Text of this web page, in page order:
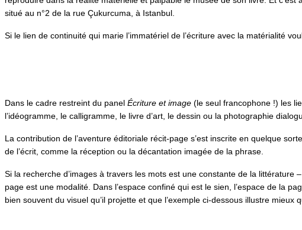
situé au n°2 de la rue Çukurcuma, à Istanbul.
Si le lien de continuité qui marie l’immatériel de l’écriture avec la matérialité
Dans le cadre restreint du panel Écriture et image (le seul francophone !) les
l’idéogramme, le calligramme, le livre d’art, le dessin ou la photographie
La contribution de l’aventure éditoriale récit-page s’est inscrite en quelque
de l’écrit, comme la réception ou la décantation imagée de la phrase.
Si la recherche d’images à travers les mots est une constante de la
page est une modalité. Dans l’espace confiné qui est le sien, l’espace de la
bien souvent du visuel qu’il projette et que l’exemple ci-dessous illustre mieux